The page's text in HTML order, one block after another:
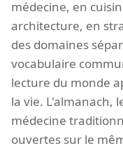
médecine, en
architecture, en
des domaines
vocabulaire
lecture du monde
la vie. L'almanach,
médecine
ouvertes sur le